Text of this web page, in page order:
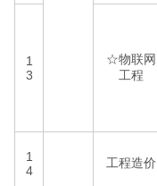
1
3
☆物联网
工程
1
4
工程造价